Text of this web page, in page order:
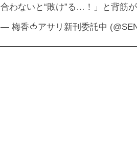
合わないと“敗け”る…！」と背筋が
— 梅香🍅アサリ新刊委託中